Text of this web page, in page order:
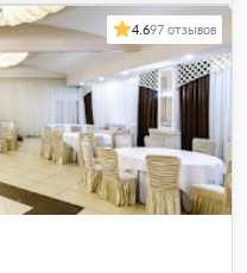
4.697 отзывов